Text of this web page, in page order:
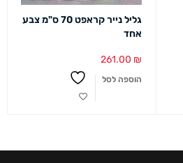
גליל נייר קראפט 70 ס"מ צבע
אחד
261.00 ₪
הוספה לסל